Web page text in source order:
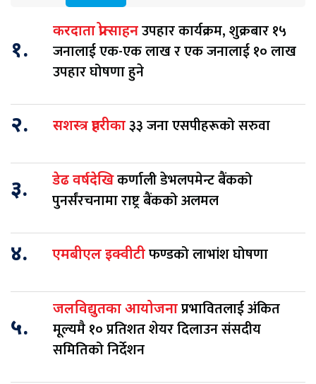
१.
करदाता प्रोत्साहनउपहार कार्यक्रम, शुक्रबार १५
जनालाई एक-एक लाख र एक जनालाई १० लाख
उपहार घोषणा हुने
२. सशस्त्र प्रहरीका३३ जना एसपीहरूको सरुवा
३. डेढ वर्षदेखिकर्णाली डेभलपमेन्ट बैंकको
पुनर्संरचनामा राष्ट्र बैंकको अलमल
४. एमबीएल इक्वीटीफण्डको लाभांश घोषणा
५.
जलविद्युतका आयोजनाप्रभावितलाई अंकित
मूल्यमै १० प्रतिशत शेयर दिलाउन संसदीय
समितिको निर्देशन